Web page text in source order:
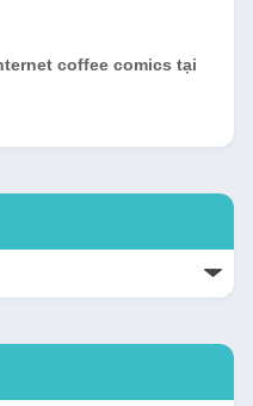
coffee comics tại